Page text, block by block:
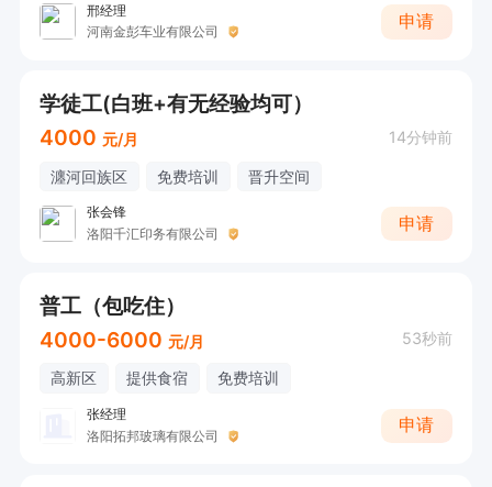
邢经理
河南金彭车业有限公司
申请
学徒工(白班+有无经验均可）
4000 元/月 14分钟前
瀍河回族区 免费培训 晋升空间
张会锋
洛阳千汇印务有限公司
申请
普工（包吃住）
4000-6000 元/月 53秒前
高新区 提供食宿 免费培训
张经理
洛阳拓邦玻璃有限公司
申请